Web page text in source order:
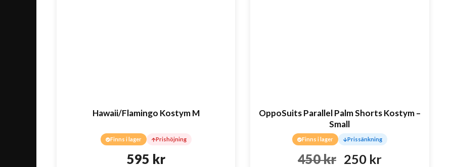
Hawaii/Flamingo Kostym M
Finns i lager Prishöjning
595 kr
OppoSuits Parallel Palm Shorts Kostym –
Small
Finns i lager Prissänkning
450kr Det
250 krDet